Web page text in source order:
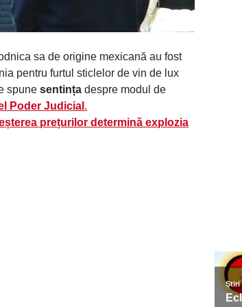
sa de origine mexicană au fost
pentru furtul sticlelor de vin de lux
spune sentința despre modul de
Poder Judicial .
prețurilor determină explozia